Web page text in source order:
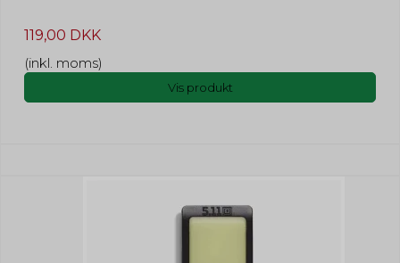
119,00 DKK
(inkl. moms)
Vis produkt